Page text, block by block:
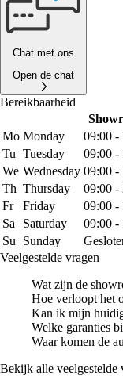
Chat met ons
Open de chat
Bereikbaarheid
Mo Monday 09:00 -
Tu Tuesday 09:00 -
We Wednesday 09:00 -
Th Thursday 09:00 -
Fr
Friday 09:00 -
Sa
Saturday 09:00 -
Su
Sunday
Veelgestelde vragen
Wat zijn de
Hoe verloopt het
Kan ik mijn
Welke garanties
Waar komen de
Bekijk alle veelgestelde